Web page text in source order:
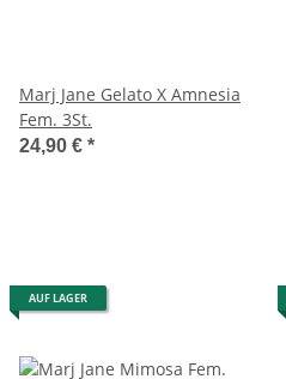
Marj Jane Gelato X Amnesia
Fem. 3St.
24,90 € *
AUF LAGER